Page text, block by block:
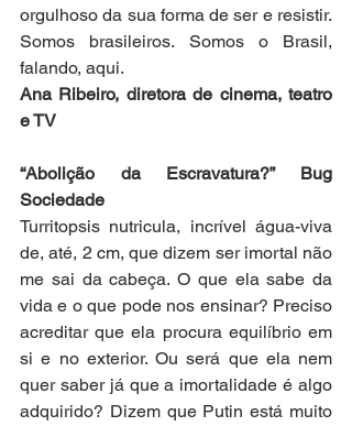
orgulhoso da sua forma de ser e resistir.
Somos brasileiros. Somos o Brasil,
falando, aqui.
Ana Ribeiro, diretora de cinema, teatro
e TV
“Abolição da Escravatura?” Bug
Sociedade
Turritopsis nutricula, incrível água-viva
de, até, 2 cm, que dizem ser imortal não
me sai da cabeça. O que ela sabe da
vida e o que pode nos ensinar? Preciso
acreditar que ela procura equilíbrio em
si e no exterior. Ou será que ela nem
quer saber já que a imortalidade é algo
adquirido? Dizem que Putin está muito